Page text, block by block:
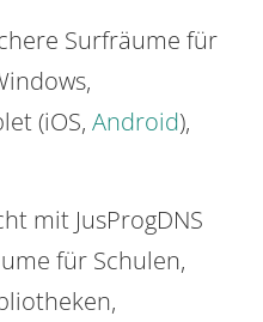
Surfräume für
(iOS, Android),
mit JusProgDNS
für Schulen,